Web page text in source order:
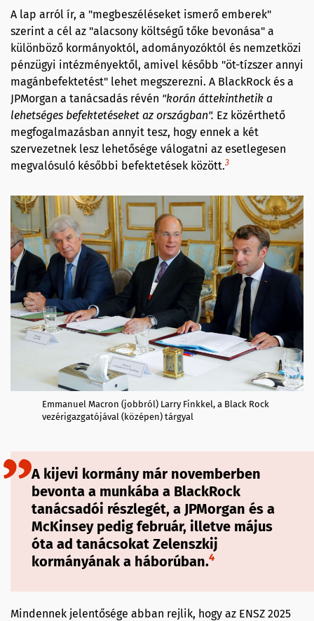
A lap arról ír, a "megbeszéléseket ismerő emberek"
szerint a cél az "alacsony költségű tőke bevonása" a
különböző kormányoktól, adományozóktól és nemzetközi
pénzügyi intézményektől, amivel később "öt-tízszer annyi
magánbefektetést" lehet megszerezni. A BlackRock és a
JPMorgan a tanácsadás révén "korán áttekinthetik a
lehetséges befektetéseket az országban". Ez közérthető
megfogalmazásban annyit tesz, hogy ennek a két
szervezetnek lesz lehetősége válogatni az esetlegesen
megvalósuló későbbi befektetések között.3
Emmanuel Macron (jobbról) Larry Finkkel, a Black Rock
vezérigazgatójával (középen) tárgyal
A kijevi kormány már novemberben
bevonta a munkába a BlackRock
tanácsadói részlegét, a JPMorgan és a
McKinsey pedig február, illetve május
óta ad tanácsokat Zelenszkij
kormányának a háborúban.4
Mindennek jelentősége abban rejlik, hogy az ENSZ 2025